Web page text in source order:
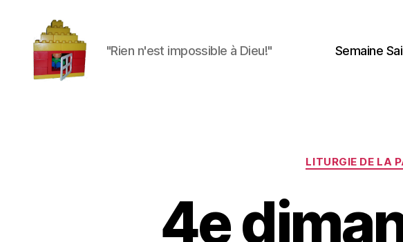
"Rien n'est impossible à Dieu!" Semaine
LITURGIE DE LA
4e